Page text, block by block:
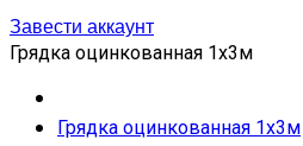
Завести аккаунт
Грядка оцинкованная 1х3м
Грядка оцинкованная 1х3м